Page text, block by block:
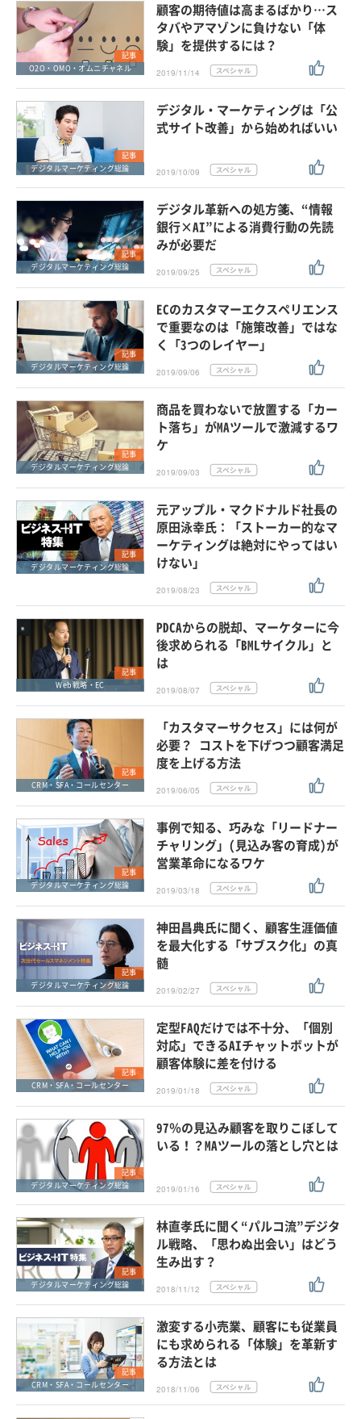
記事
O2O・OMO・オムニチャネル
顧客の期待値は高まるばかり…ス
タバやアマゾンに負けない「体
験」を提供するには？
2019/11/14
記事
デジタルマーケティング総論
デジタル・マーケティングは「公
式サイト改善」から始めればいい
2019/10/09
記事
デジタルマーケティング総論
デジタル革新への処方箋、“情報
銀行×AI”による消費行動の先読
みが必要だ
2019/09/25
記事
デジタルマーケティング総論
ECのカスタマーエクスペリエンス
で重要なのは「施策改善」ではな
く「3つのレイヤー」
2019/09/06
記事
デジタルマーケティング総論
商品を買わないで放置する「カー
ト落ち」がMAツールで激減するワ
ケ
2019/09/03
記事
デジタルマーケティング総論
元アップル・マクドナルド社長の
原田泳幸氏：「ストーカー的なマ
ーケティングは絶対にやってはい
けない」
2019/08/23
記事
Web戦略・EC
PDCAからの脱却、マーケターに今
後求められる「BMLサイクル」と
は
2019/08/07
記事
CRM・SFA・コールセンター
「カスタマーサクセス」には何が
必要？ コストを下げつつ顧客満足
度を上げる方法
2019/06/05
記事
デジタルマーケティング総論
事例で知る、巧みな「リードナー
チャリング」(見込み客の育成)が
営業革命になるワケ
2019/03/18
記事
デジタルマーケティング総論
神田昌典氏に聞く、顧客生涯価値
を最大化する「サブスク化」の真
髄
2019/02/27
記事
CRM・SFA・コールセンター
定型FAQだけでは不十分、「個別
対応」できるAIチャットボットが
顧客体験に差を付ける
2019/01/18
記事
デジタルマーケティング総論
97％の見込み顧客を取りこぼして
いる！？MAツールの落とし穴とは
2019/01/16
記事
デジタルマーケティング総論
林直孝氏に聞く“パルコ流”デジタ
ル戦略、「思わぬ出会い」はどう
生み出す？
2018/11/12
記事
CRM・SFA・コールセンター
激変する小売業、顧客にも従業員
にも求められる「体験」を革新す
る方法とは
2018/11/06